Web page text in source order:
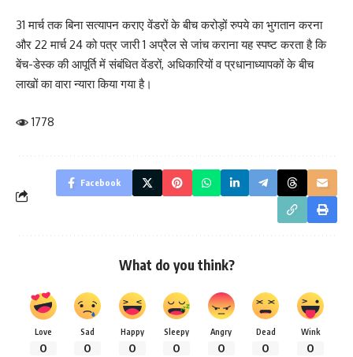
31 मार्च तक बिना सत्यापन कराए वेंडरों के बीच करोड़ों रुपये का भुगतान करना
और 22 मार्च 24 को पत्र जारी 1 अप्रैल से जांच कराना यह स्पष्ट करता है कि
बेंच-डेस्क की आपूर्ति में संबंधित वेंडरों, अधिकारियों व प्रधानाध्यापकों के बीच
लाखों का वारा न्यारा किया गया है।
1778
Facebook
What do you think?
Love
0
Sad
0
Happy
0
Sleepy
0
Angry
0
Dead
0
Wink
0